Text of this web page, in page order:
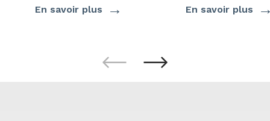
En savoir plus → En savoir plus